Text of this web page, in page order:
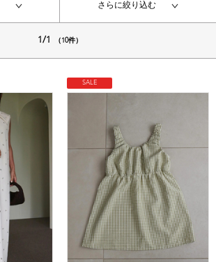
さらに絞り込む
1/1 （10件）
SALE